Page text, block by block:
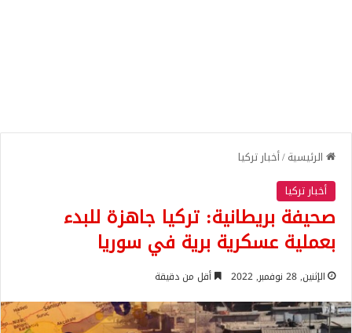
الرئيسية/أخبار تركيا
أخبار تركيا
صحيفة بريطانية: تركيا جاهزة للبدء
بعملية عسكرية برية في سوريا
الإثنين, 28 نوفمبر, 2022 أقل من دقيقة